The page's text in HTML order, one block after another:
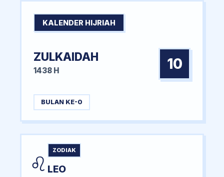
KALENDER HIJRIAH
ZULKAIDAH
1438 H 10
BULAN KE-0
♌
ZODIAK
LEO